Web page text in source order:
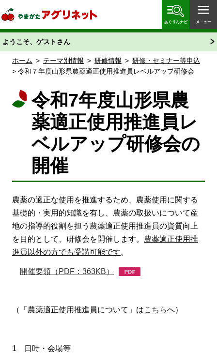
「あぐりん」
あぐりんナビ メニュー
ようこそ、ゲストさん
ホーム > テーマ別情報 > 研修情報 > 研修・セミナー等申込
> 令和７年度山形県農薬適正使用推進員レベルアップ研修会
令和7年度山形県農
薬適正使用推進員レ
ベルアップ研修会の
開催
農薬の適正な使用を推進するため、農薬使用に関する
基礎的・実用的知識を有し、農薬の取扱いについて産
地の指導的役割を担う農薬適正使用推進員の資質向上
を目的として、研修会を開催します。 農薬適正使用推
進員以外の方でも受講可能です。
開催要領（PDF：363KB）
（「農薬適正使用推進員について」はこちらへ）
1 日時・会場等